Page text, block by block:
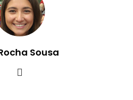
Sousa